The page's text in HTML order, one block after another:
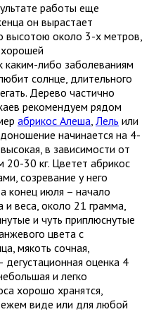
работы еще
он вырастает
высотою около 3-х метров,
каким-либо заболеваниям
солнце, длительного
Дерево частично
рекомендуем рядом
абрикос Алеша, Лель или
начинается на 4-
в зависимости от
20-30 кг. Цветет абрикос
созревание у него
конец июля – начало
и веса, около 21 грамма,
и чуть приплюснутые
цвета с
мякоть сочная,
дегустационная оценка 4
и легко
хорошо хранятся,
виде или для любой